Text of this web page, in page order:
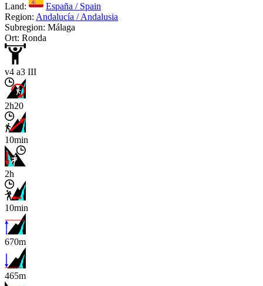
Land:
España / Spain
Region: Andalucía / Andalusia
Subregion: Málaga
Ort: Ronda
v4 a3 III
2h20
10min
2h
10min
670m
465m